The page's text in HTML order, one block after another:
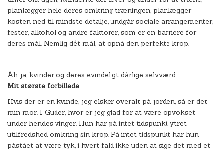
planlægger hele deres omkring træningen, planlægger
kosten ned til mindste detalje, undgår sociale arrangementer,
fester, alkohol og andre faktorer, som er en barriere for
deres mål. Nemlig dét mål, at opnå den perfekte krop.
Åh ja, kvinder og deres evindeligt dårlige selvværd.
Mit største forbillede
Hvis der er en kvinde, jeg elsker overalt på jorden, så er det
min mor. I Guder, hvor er jeg glad for at være opvokset
under hendes vinger. Hun har på intet tidspunkt ytret
utilfredshed omkring sin krop. På intet tidspunkt har hun
påstået at være tyk, i hvert fald ikke uden at sige det med et